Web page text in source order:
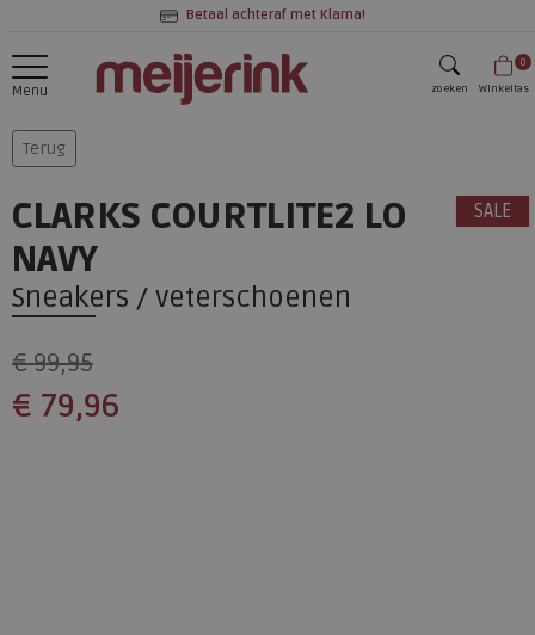
Betaal achteraf met Klarna!
Menu zoeken
0
Winkeltas
Terug
SALE
CLARKS COURTLITE2 LO
NAVY
Sneakers / veterschoenen
€ 99,95
€ 79,96